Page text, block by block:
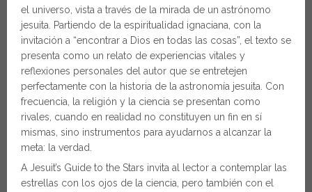
el universo, vista a través de la mirada de un astrónomo
jesuita. Partiendo de la espiritualidad ignaciana, con la
invitación a “encontrar a Dios en todas las cosas”, el texto se
presenta como un relato de experiencias vitales y
reflexiones personales del autor que se entretejen
perfectamente con la historia de la astronomía jesuita. Con
frecuencia, la religión y la ciencia se presentan como
rivales, cuando en realidad no constituyen un fin en sí
mismas, sino instrumentos para ayudarnos a alcanzar la
meta: la verdad.
A Jesuit’s Guide to the Stars invita al lector a contemplar las
estrellas con los ojos de la ciencia, pero también con el